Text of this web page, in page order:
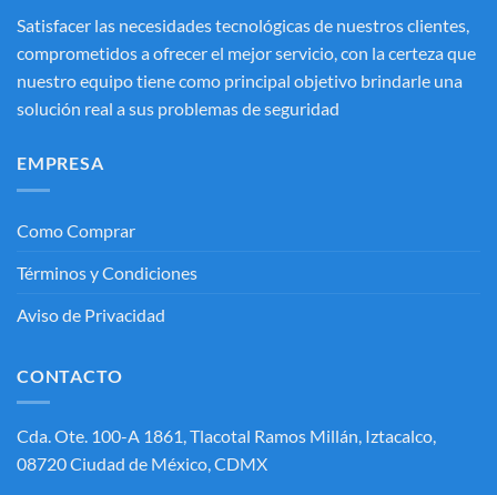
Satisfacer las necesidades tecnológicas de nuestros clientes,
comprometidos a ofrecer el mejor servicio, con la certeza que
nuestro equipo tiene como principal objetivo brindarle una
solución real a sus problemas de seguridad
EMPRESA
Como Comprar
Términos y Condiciones
Aviso de Privacidad
CONTACTO
Cda. Ote. 100-A 1861, Tlacotal Ramos Millán, Iztacalco,
08720 Ciudad de México, CDMX